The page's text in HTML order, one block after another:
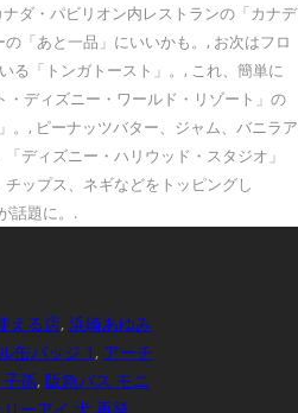
ダ・パビリオン内レストランの「カナデ
「あと一品」にいいかも。, お次はフロ
る「トンガトースト」。, これ、簡単に
ディズニー・ワールド・リゾート」の
。, ピーナッツバター、ジャム、バニラア
ディズニー・ハリウッド・スタジオ」
ップス、ネギなどをトッピングし
話題に。.
える店, 浜崎あゆみ
缶バッジ 1 , アーチ
孫, 阪急バス モニ